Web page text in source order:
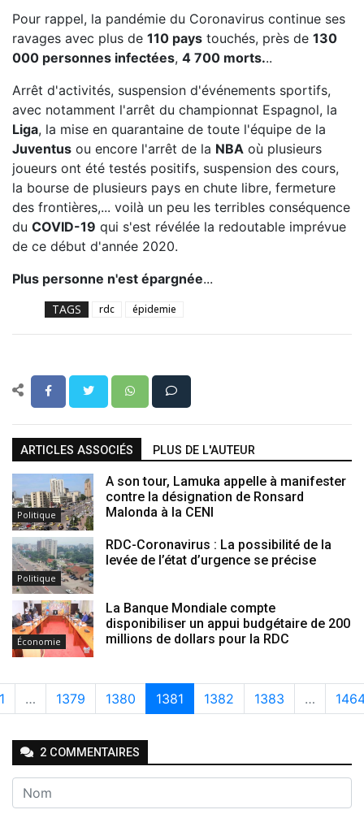
Pour rappel, la pandémie du Coronavirus continue ses
ravages avec plus de 110 pays touchés, près de 130
000 personnes infectées, 4 700 morts...
Arrêt d'activités, suspension d'événements sportifs,
avec notamment l'arrêt du championnat Espagnol, la
Liga, la mise en quarantaine de toute l'équipe de la
Juventus ou encore l'arrêt de la NBA où plusieurs
joueurs ont été testés positifs, suspension des cours,
la bourse de plusieurs pays en chute libre, fermeture
des frontières,... voilà un peu les terribles conséquence
du COVID-19 qui s'est révélée la redoutable imprévue
de ce début d'année 2020.
Plus personne n'est épargnée...
TAGS rdc épidemie
ARTICLES ASSOCIÉS PLUS DE L'AUTEUR
Politique
A son tour, Lamuka appelle à manifester
contre la désignation de Ronsard
Malonda à la CENI
Politique
RDC-Coronavirus : La possibilité de la
levée de l’état d’urgence se précise
Économie
La Banque Mondiale compte
disponibiliser un appui budgétaire de 200
millions de dollars pour la RDC
… 1379 1380 1381 1382 1383 …
2 COMMENTAIRES